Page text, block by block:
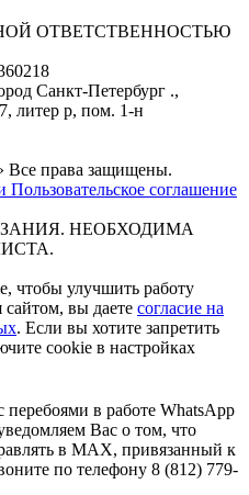
ОТВЕТСТВЕННОСТЬЮ
Санкт-Петербург .,
литер р, пом. 1-н
Все права защищены.
Пользовательское соглашение
НЕОБХОДИМА
чтобы улучшить работу
сайтом, вы даете согласие на
. Если вы хотите запретить
cookie в настройках
в работе WhatsApp
Вас о том, что
в MAX, привязанный к
по телефону 8 (812) 779-